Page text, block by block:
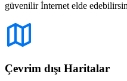
güvenilir İnternet elde
Çevrim dışı Haritalar